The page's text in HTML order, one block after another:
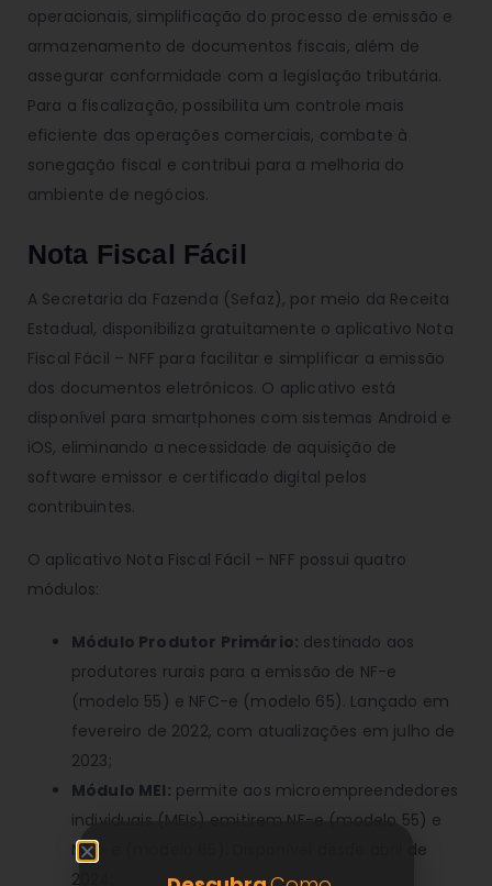
operacionais, simplificação do processo de emissão e
armazenamento de documentos fiscais, além de
assegurar conformidade com a legislação tributária.
Para a fiscalização, possibilita um controle mais
eficiente das operações comerciais, combate à
sonegação fiscal e contribui para a melhoria do
ambiente de negócios.
Nota Fiscal Fácil
A Secretaria da Fazenda (Sefaz), por meio da Receita
Estadual, disponibiliza gratuitamente o aplicativo Nota
Fiscal Fácil – NFF para facilitar e simplificar a emissão
dos documentos eletrônicos. O aplicativo está
disponível para smartphones com sistemas Android e
iOS, eliminando a necessidade de aquisição de
software emissor e certificado digital pelos
contribuintes.
O aplicativo Nota Fiscal Fácil – NFF possui quatro
módulos:
Módulo Produtor Primário: destinado aos
produtores rurais para a emissão de NF-e
(modelo 55) e NFC-e (modelo 65). Lançado em
fevereiro de 2022, com atualizações em julho de
2023;
Módulo MEI: permite aos microempreendedores
individuais (MEIs) emitirem NF-e (modelo 55) e
NFC-e (modelo 65). Disponível desde abril de
2024;